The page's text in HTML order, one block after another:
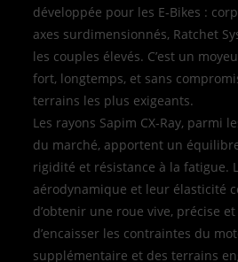
développée pour les E‑Bikes :
axes surdimensionnés, Ratchet
les couples élevés. C’est un
fort, longtemps, et sans
terrains les plus exigeants.
Les rayons Sapim CX‑Ray, parmi
du marché, apportent un
rigidité et résistance à la fatigue.
aérodynamique et leur élasticité
d’obtenir une roue vive, précise
d’encaisser les contraintes du
supplémentaire et des terrains